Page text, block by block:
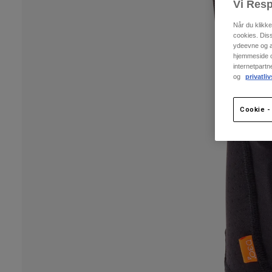
Vi
Når du
cookies.
ydeevne og
hjemmeside
og
Cookie